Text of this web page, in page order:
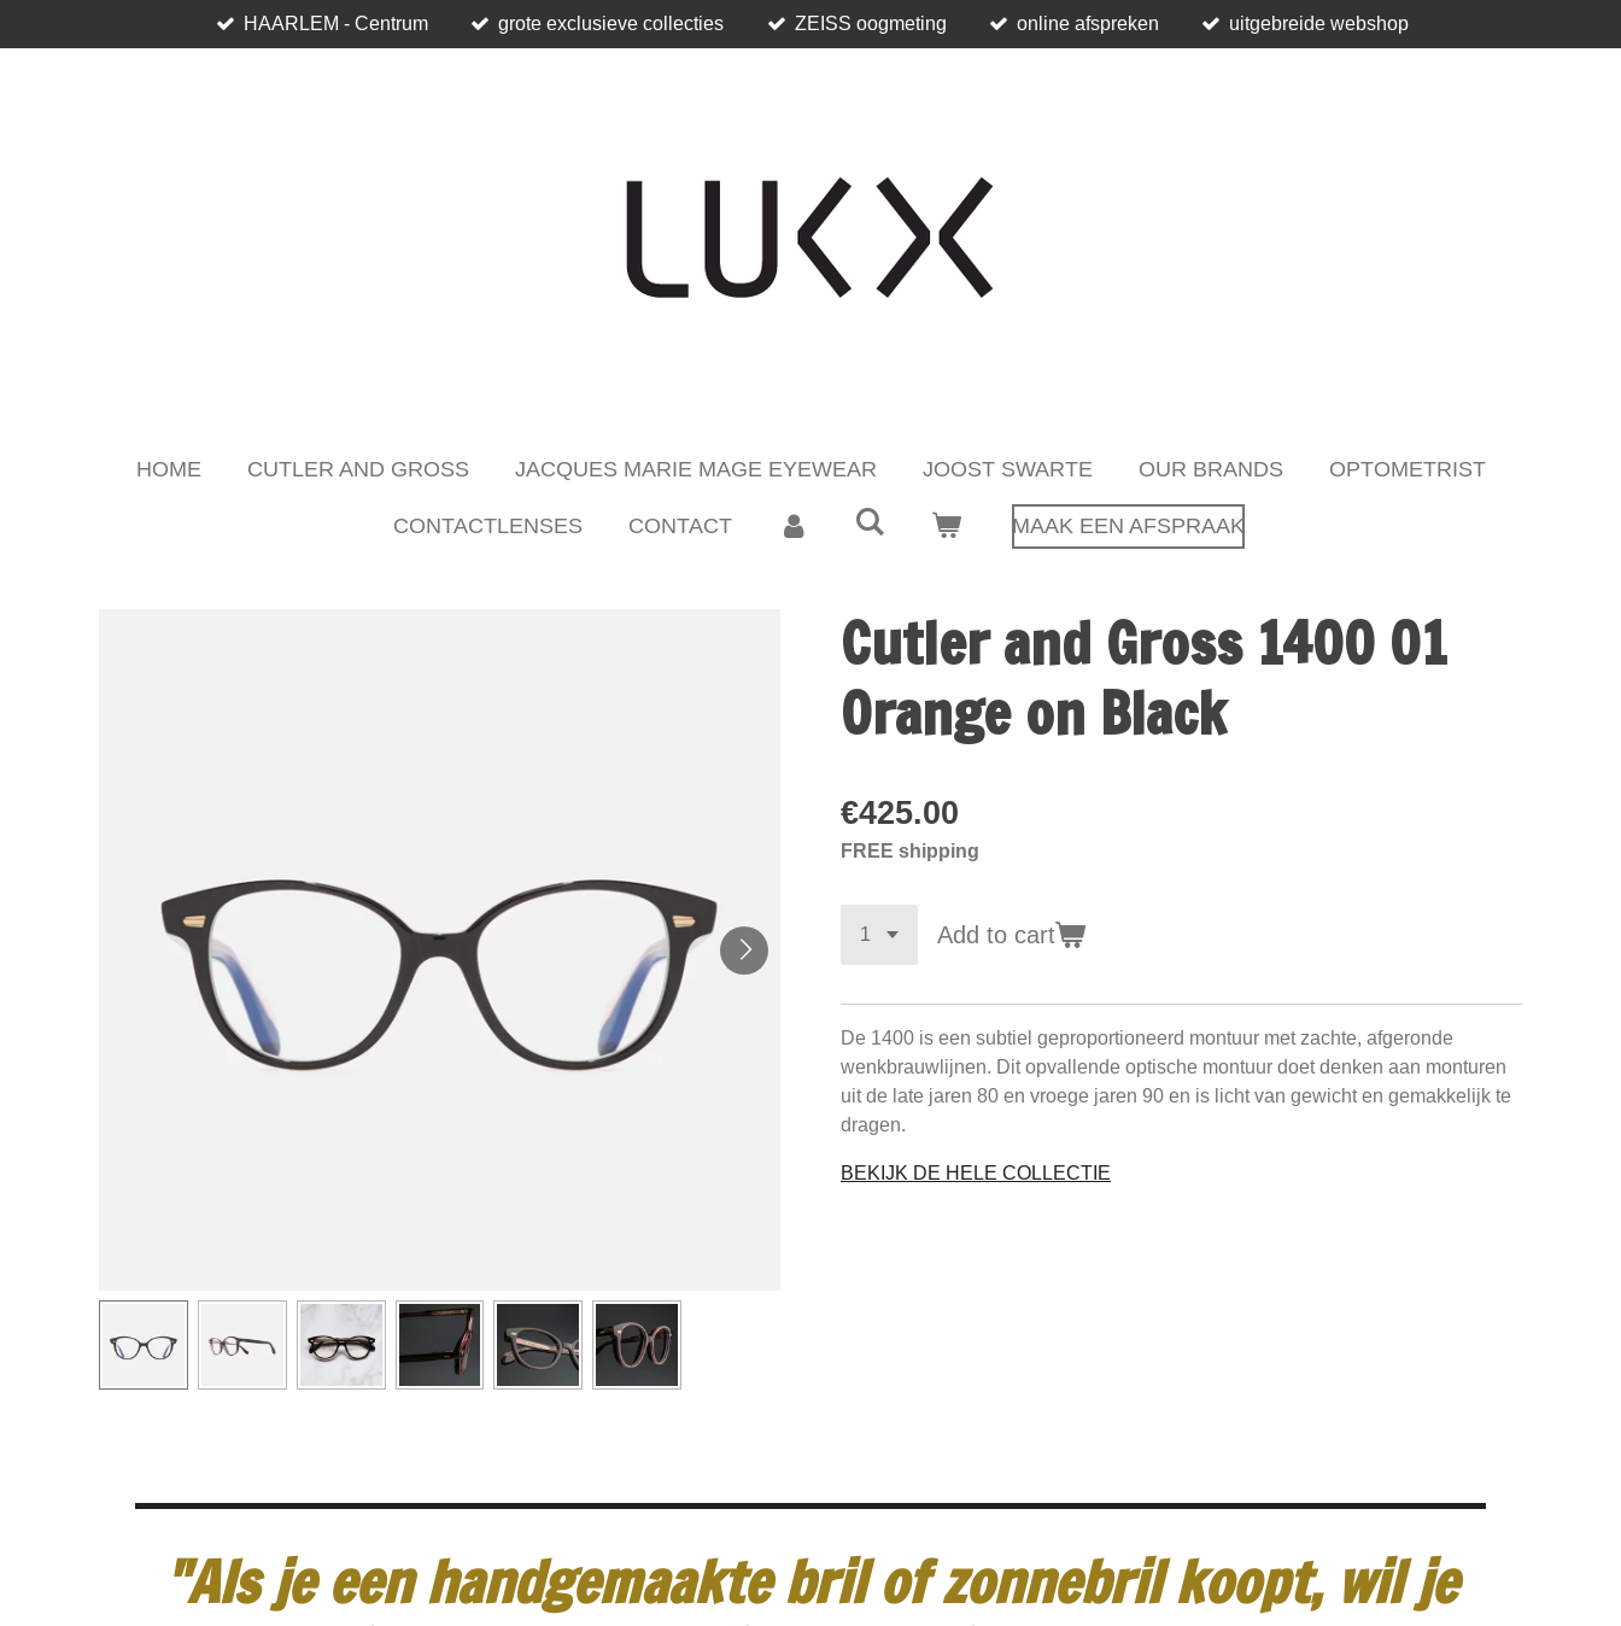
to
HAARLEM - Centrum grote exclusieve collecties ZEISS oogmeting online afspreken uitgebreide webshop
HOME CUTLER AND GROSS JACQUES MARIE MAGE EYEWEAR JOOST SWARTE OUR BRANDS OPTOMETRIST
CONTACTLENSES CONTACT MAAK EEN AFSPRAAK
Cutler and Gross 1400 01
Orange on Black
€425.00
FREE shipping
Add to cart
De 1400 is een subtiel geproportioneerd montuur met zachte, afgeronde
wenkbrauwlijnen. Dit opvallende optische montuur doet denken aan monturen
uit de late jaren 80 en vroege jaren 90 en is licht van gewicht en gemakkelijk te
dragen.
BEKIJK DE HELE COLLECTIE
"Als je een handgemaakte bril of zonnebril koopt, wil je